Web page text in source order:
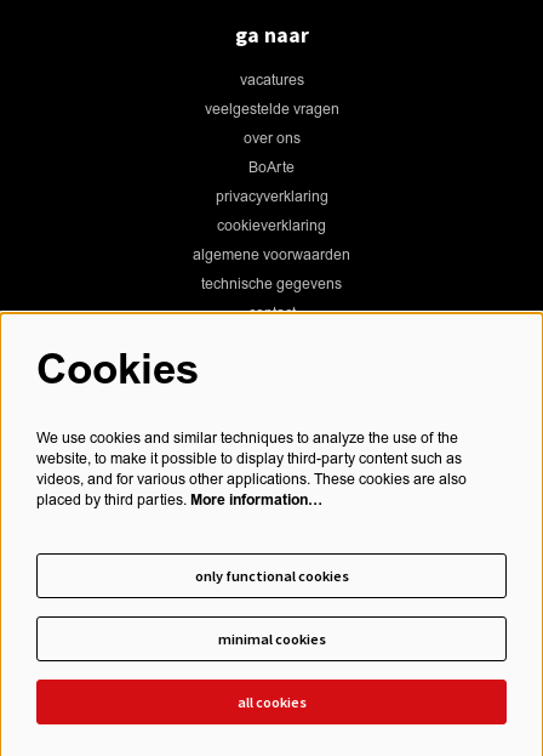
ga naar
vacatures
veelgestelde vragen
over ons
BoArte
privacyverklaring
cookieverklaring
algemene voorwaarden
technische gegevens
contact
Cookies
We use cookies and similar techniques to analyze the use of the
website, to make it possible to display third-party content such as
videos, and for various other applications. These cookies are also
placed by third parties. More information…
only functional cookies
minimal cookies
all cookies